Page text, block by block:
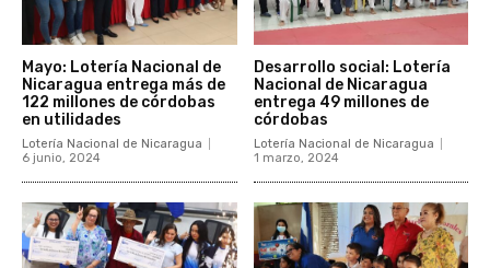
Mayo: Lotería Nacional de
Nicaragua entrega más de
122 millones de córdobas
en utilidades
Lotería Nacional de Nicaragua
6 junio, 2024
Desarrollo social: Lotería
Nacional de Nicaragua
entrega 49 millones de
córdobas
Lotería Nacional de Nicaragua
1 marzo, 2024